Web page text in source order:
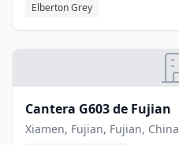
Elberton Grey
Cantera G603 de Fujian
Xiamen, Fujian, Fujian, China